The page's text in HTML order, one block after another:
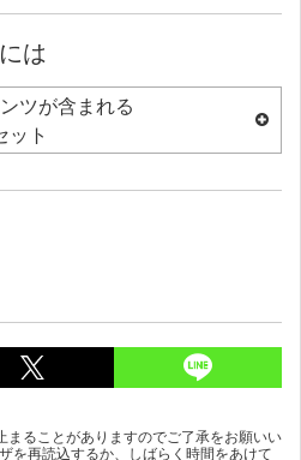
は
ツが含まれる
ット
まることがありますのでご了承をお願いい
を再読込するか、しばらく時間をあけて